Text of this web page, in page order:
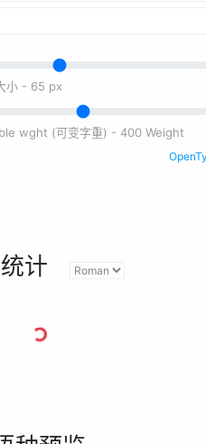
小 - 65 px
wght (可变字重) - 400 Weight
计